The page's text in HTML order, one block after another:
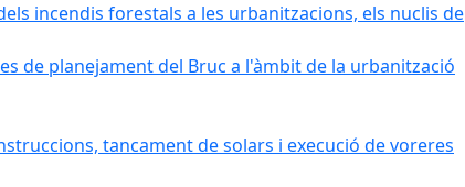
incendis forestals a les urbanitzacions, els nuclis de
de planejament del Bruc a l'àmbit de la urbanització
tancament de solars i execució de voreres